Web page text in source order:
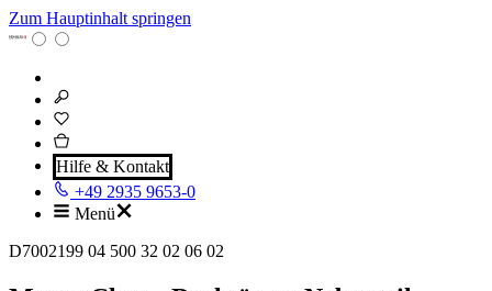
Zum Hauptinhalt springen
Hilfe & Kontakt
+49 2935 9653-0
Menü
D7002199 04 500 32 02 06 02